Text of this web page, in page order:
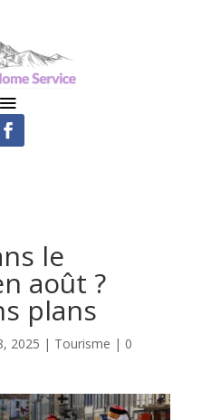
le
août ?
plans
2025 | Tourisme | 0